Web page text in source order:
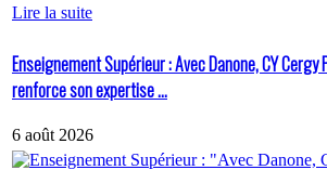
Lire la suite
Enseignement Supérieur : Avec Danone, CY
renforce son expertise ...
6 août 2026